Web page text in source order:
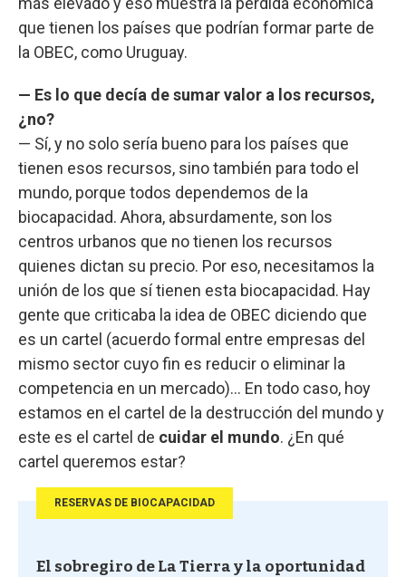
que tienen los países que podrían formar parte de
la OBEC, como Uruguay.
— Es lo que decía de sumar valor a los recursos,
¿no?
— Sí, y no solo sería bueno para los países que
tienen esos recursos, sino también para todo el
mundo, porque todos dependemos de la
biocapacidad. Ahora, absurdamente, son los
centros urbanos que no tienen los recursos
quienes dictan su precio. Por eso, necesitamos la
unión de los que sí tienen esta biocapacidad. Hay
gente que criticaba la idea de OBEC diciendo que
es un cartel (acuerdo formal entre empresas del
mismo sector cuyo fin es reducir o eliminar la
competencia en un mercado)... En todo caso, hoy
estamos en el cartel de la destrucción del mundo y
este es el cartel de cuidar el mundo. ¿En qué
cartel queremos estar?
RESERVAS DE BIOCAPACIDAD
El sobregiro de La Tierra y la oportunidad